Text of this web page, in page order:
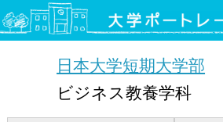
日本大学短期大学部
ビジネス教養学科